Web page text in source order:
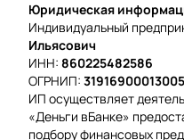
Юридическая
Индивидуальный
Ильясович
ИНН: 860225482586
ОГРНИП:
ИП осуществляет
«Деньги вБанке»
подбору финансовых